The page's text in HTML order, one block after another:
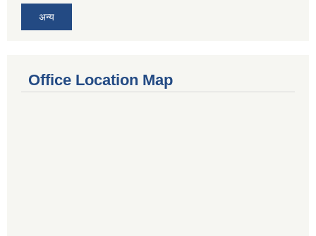
अन्य
Office Location Map